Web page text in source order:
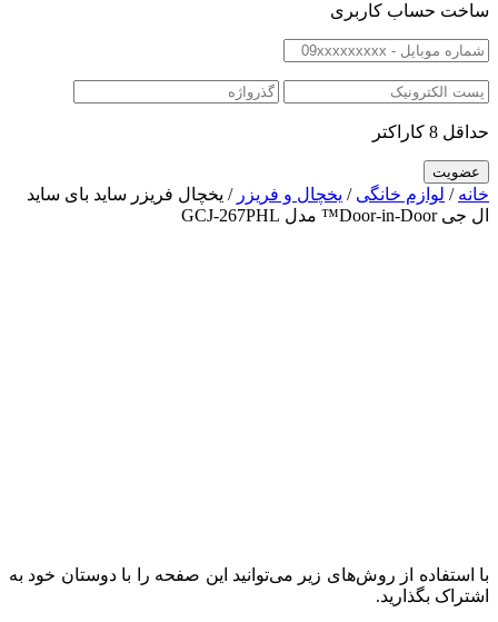
ساخت حساب کاربری
حداقل 8 کاراکتر
خانه / لوازم خانگی / یخچال و فریزر / یخچال‌ فریزر ساید بای ساید
ال جی Door-in-Door™ مدل GCJ-267PHL
با استفاده از روش‌های زیر می‌توانید این صفحه را با دوستان خود به
اشتراک بگذارید.